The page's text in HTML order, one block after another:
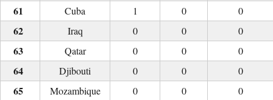
Cuba
1 0
0
Iraq
0 0
0
Qatar
0 0
0
Djibouti
0 0
0
Mozambique
0 0
0